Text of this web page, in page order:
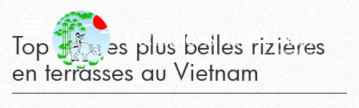
Top 10 des plus belles rizières
en terrasses au Vietnam